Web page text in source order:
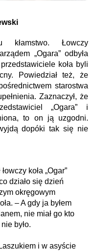
kłamstwo. Łowczy
„Ogara” odbyła
koła byli
Powiedział też, że
starostwa
Zaznaczył, że
„Ogara” i
to on ją uzgodni.
dopóki tak się nie
koła „Ogar”
działo się dzień
okręgowym
– A gdy ja byłem
nie miał go kto
było.
i w asyście